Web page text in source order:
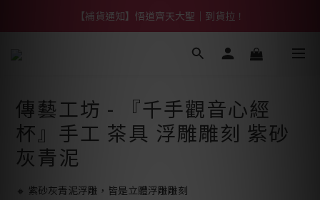
【熱門】馬上有系列！四種寶物幫你財運「轉」進來
【補貨通知】悟道齊天大聖｜到貨拉！
【熱門】馬上有系列！四種寶物幫你財運「轉」進來
傳藝工坊 - 『千手觀音心經
杯』手工 茶具 浮雕雕刻 紫砂
灰青泥
🔸 紫砂灰青泥浮雕，皆是立體浮雕雕刻